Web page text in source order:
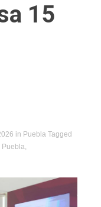
15
in Puebla Tagged
Puebla,